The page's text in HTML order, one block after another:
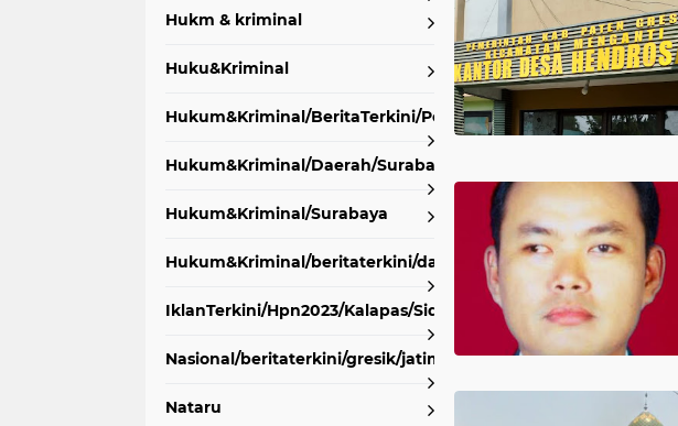
Hukm & kriminal
Huku&Kriminal
Hukum&Kriminal/BeritaTerkini/PoldaJatim
Hukum&Kriminal/Daerah/Surabaya
Hukum&Kriminal/Surabaya
Hukum&Kriminal/beritaterkini/daerah/tuban/jatim
IklanTerkini/Hpn2023/Kalapas/Sidoarjo/Jatim
Nasional/beritaterkini/gresik/jatim
Nataru